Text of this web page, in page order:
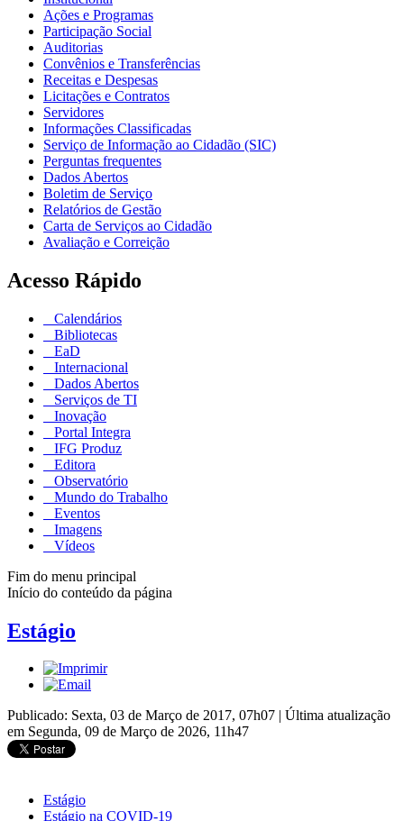
Ações e Programas
Participação Social
Auditorias
Convênios e Transferências
Receitas e Despesas
Licitações e Contratos
Servidores
Informações Classificadas
Serviço de Informação ao Cidadão (SIC)
Perguntas frequentes
Dados Abertos
Boletim de Serviço
Relatórios de Gestão
Carta de Serviços ao Cidadão
Avaliação e Correição
Acesso Rápido
Calendários
Bibliotecas
EaD
Internacional
Dados Abertos
Serviços de TI
Inovação
Portal Integra
IFG Produz
Editora
Observatório
Mundo do Trabalho
Eventos
Imagens
Vídeos
Fim do menu principal
Início do conteúdo da página
Estágio
Publicado: Sexta, 03 de Março de 2017, 07h07 | Última atualização
em Segunda, 09 de Março de 2026, 11h47
Estágio
Estágio na COVID-19